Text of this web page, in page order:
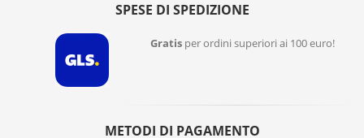
SPESE DI SPEDIZIONE
Gratis per ordini superiori ai 100 euro!
METODI DI PAGAMENTO